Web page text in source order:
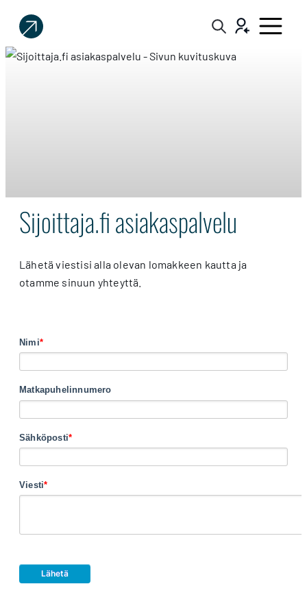
Sijoittaja.fi
Tee
parempia
Sijoittaja.fi
asiakaspalvelu
Sijoittaja.fi asiakaspalvelu
Lähetä viestisi alla olevan lomakkeen kautta ja
otamme sinuun yhteyttä.
Nimi*
Matkapuhelinnumero
Sähköposti*
Viesti*